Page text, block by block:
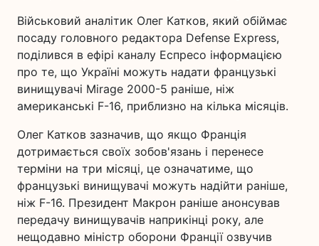
Військовий аналітик Олег Катков, який обіймає
посаду головного редактора Defense Express,
поділився в ефірі каналу Еспресо інформацією
про те, що Україні можуть надати французькі
винищувачі Mirage 2000-5 раніше, ніж
американські F-16, приблизно на кілька місяців.
Олег Катков зазначив, що якщо Франція
дотримається своїх зобов'язань і перенесе
терміни на три місяці, це означатиме, що
французькі винищувачі можуть надійти раніше,
ніж F-16. Президент Макрон раніше анонсував
передачу винищувачів наприкінці року, але
нещодавно міністр оборони Франції озвучив